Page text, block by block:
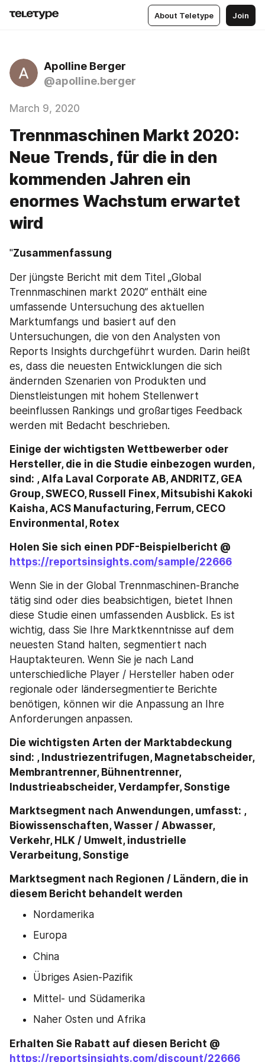
About Teletype Join
Apolline Berger
@apolline.berger
March 9, 2020
Trennmaschinen Markt 2020:
Neue Trends, für die in den
kommenden Jahren ein
enormes Wachstum erwartet
wird
"Zusammenfassung
Der jüngste Bericht mit dem Titel „Global
Trennmaschinen markt 2020“ enthält eine
umfassende Untersuchung des aktuellen
Marktumfangs und basiert auf den
Untersuchungen, die von den Analysten von
Reports Insights durchgeführt wurden. Darin heißt
es, dass die neuesten Entwicklungen die sich
ändernden Szenarien von Produkten und
Dienstleistungen mit hohem Stellenwert
beeinflussen Rankings und großartiges Feedback
werden mit Bedacht beschrieben.
Einige der wichtigsten Wettbewerber oder
Hersteller, die in die Studie einbezogen wurden,
sind: , Alfa Laval Corporate AB, ANDRITZ, GEA
Group, SWECO, Russell Finex, Mitsubishi Kakoki
Kaisha, ACS Manufacturing, Ferrum, CECO
Environmental, Rotex
https://reportsinsights.com/sample/22666
Wenn Sie in der Global Trennmaschinen-Branche
tätig sind oder dies beabsichtigen, bietet Ihnen
diese Studie einen umfassenden Ausblick. Es ist
wichtig, dass Sie Ihre Marktkenntnisse auf dem
neuesten Stand halten, segmentiert nach
Hauptakteuren. Wenn Sie je nach Land
unterschiedliche Player / Hersteller haben oder
regionale oder ländersegmentierte Berichte
benötigen, können wir die Anpassung an Ihre
Anforderungen anpassen.
Die wichtigsten Arten der Marktabdeckung
sind: , Industriezentrifugen, Magnetabscheider,
Membrantrenner, Bühnentrenner,
Industrieabscheider, Verdampfer, Sonstige
Marktsegment nach Anwendungen, umfasst: ,
Biowissenschaften, Wasser / Abwasser,
Verkehr, HLK / Umwelt, industrielle
Verarbeitung, Sonstige
Marktsegment nach Regionen / Ländern, die in
diesem Bericht behandelt werden
Nordamerika
Europa
China
Übriges Asien-Pazifik
Mittel- und Südamerika
Naher Osten und Afrika
https://reportsinsights.com/discount/22666